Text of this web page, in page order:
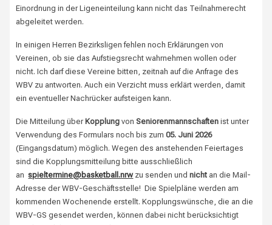
Einordnung in der Ligeneinteilung kann nicht das Teilnahmerecht
abgeleitet werden.
In einigen Herren Bezirksligen fehlen noch Erklärungen von
Vereinen, ob sie das Aufstiegsrecht wahrnehmen wollen oder
nicht. Ich darf diese Vereine bitten, zeitnah auf die Anfrage des
WBV zu antworten. Auch ein Verzicht muss erklärt werden, damit
ein eventueller Nachrücker aufsteigen kann.
Die Mitteilung überKopplung vonSeniorenmannschaften ist unter
Verwendung des Formulars noch bis zum05. Juni 2026
(Eingangsdatum) möglich. Wegen des anstehenden Feiertages
sind die Kopplungsmitteilung bitte ausschließlich
anspieltermine@basketball.nrw zu senden undnicht an die Mail-
Adresse der WBV-Geschäftsstelle! Die Spielpläne werden am
kommenden Wochenende erstellt. Kopplungswünsche, die an die
WBV-GS gesendet werden, können dabei nicht berücksichtigt